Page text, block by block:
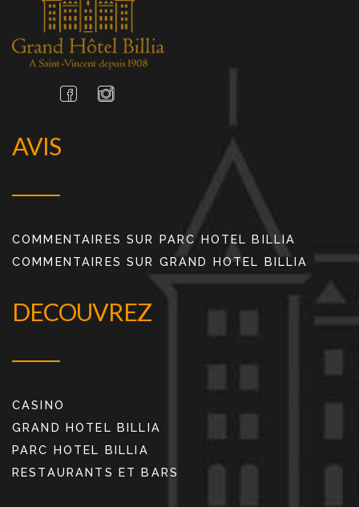
AVIS
COMMENTAIRES SUR PARC HOTEL BILLIA
COMMENTAIRES SUR GRAND HOTEL BILLIA
DECOUVREZ
CASINO
GRAND HOTEL BILLIA
PARC HOTEL BILLIA
RESTAURANTS ET BARS